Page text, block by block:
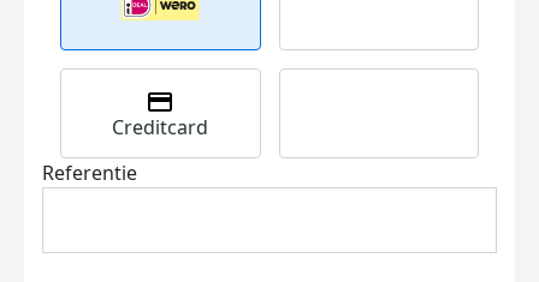
Creditcard
Referentie